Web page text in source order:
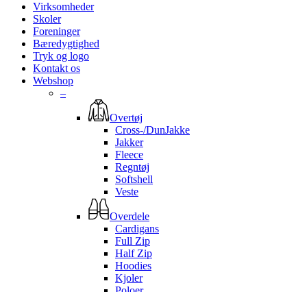
Virksomheder
Skoler
Foreninger
Bæredygtighed
Tryk og logo
Kontakt os
Webshop
–
Overtøj
Cross-/DunJakke
Jakker
Fleece
Regntøj
Softshell
Veste
Overdele
Cardigans
Full Zip
Half Zip
Hoodies
Kjoler